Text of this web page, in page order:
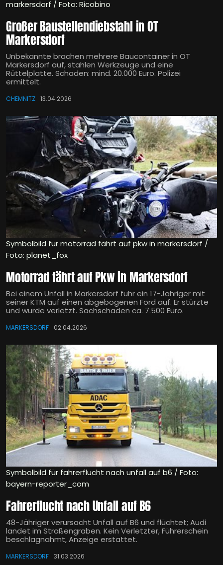
markersdorf / Foto: Ricobino
Großer Baustellendiebstahl in OT
Markersdorf
Unbekannte brachen mehrere Baucontainer in OT
Markersdorf auf, stahlen Werkzeuge und eine
Rüttelplatte. Schaden: mind. 20.000 Euro. Polizei
ermittelt.
CHEMNITZ 13.04.2026
Symbolbild für motorrad fährt auf pkw in markersdorf /
Foto: planet_fox
Motorrad fährt auf Pkw in Markersdorf
Bei einem Unfall in Markersdorf fuhr ein 17-Jähriger mit
seiner KTM auf einen abgebogenen Ford auf. Er stürzte
und wurde verletzt. Sachschaden ca. 7.500 Euro.
MARKERSDORF 02.04.2026
Symbolbild für fahrerflucht nach unfall auf b6 / Foto:
bayern-reporter_com
Fahrerflucht nach Unfall auf B6
48-Jähriger verursacht Unfall auf B6 und flüchtet; Audi
landet im Straßengraben. Kein Verletzter, Führerschein
beschlagnahmt, Anzeige erstattet.
MARKERSDORF 31.03.2026